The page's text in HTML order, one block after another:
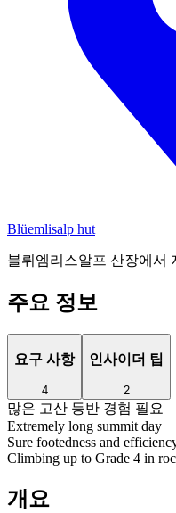
Blüemlisalp hut
블뤼엠리스알프 산장에서
주요 정보
요구 사항
4
인사이더 팁
2
많은 고산 등반 경험 필요
Extremely long summit day
Sure footedness and
Climbing up to Grade 4 in
개요